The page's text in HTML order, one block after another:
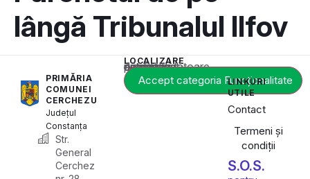
lângă Tribunalul Ilfov
PRIMĂRIA
COMUNEI
CERCHEZU
Județul
Constanța
Str.
General
Cerchez
LOCALIZARE
Acest conținut este blocat până când acceptați categoria corespunzătoare de cookie-uri.
Accept categoria Funcționalitate
LINKURI
UTILE
Contact
Termeni și
condiții
S.O.S.